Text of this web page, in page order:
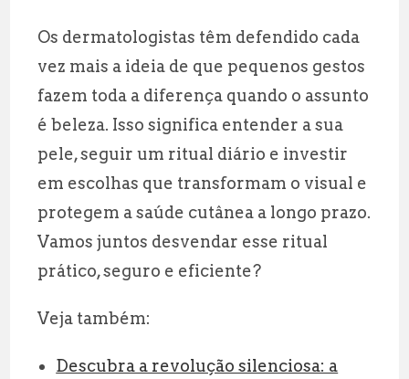
Os dermatologistas têm defendido cada
vez mais a ideia de que pequenos gestos
fazem toda a diferença quando o assunto
é beleza. Isso significa entender a sua
pele, seguir um ritual diário e investir
em escolhas que transformam o visual e
protegem a saúde cutânea a longo prazo.
Vamos juntos desvendar esse ritual
prático, seguro e eficiente?
Veja também:
Descubra a revolução silenciosa: a